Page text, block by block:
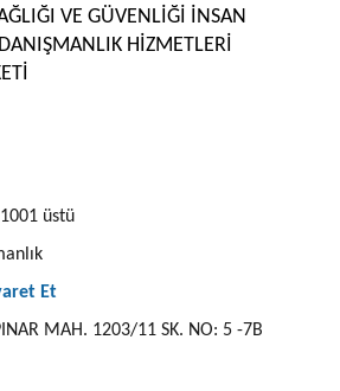
VE GÜVENLİĞİ İNSAN
HİZMETLERİ
1001 üstü
Et
MAH. 1203/11 SK. NO: 5 -7B